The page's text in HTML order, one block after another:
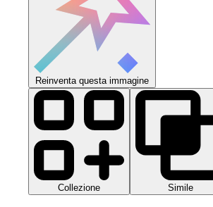
Reinventa questa immagine
Collezione Simile